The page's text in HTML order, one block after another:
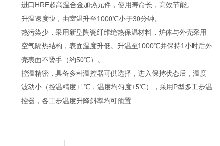
进口HRE超高温合金加热元件，使用寿命长，高效节能。
升温速度快，由室温升至1000℃小于30分钟。
热污染少，采用新型陶瓷纤维绝热保温材料，炉体与外壳采用
空气隔热结构，表面温度升低。升温至1000℃并保持1小时后外
壳表面不烫手（约50℃）。
控温精密，具备多种温控器可供选择，进入保持状态后，温度
波动小（控温精度±1℃，温度均匀度±5℃），采用P型多工步温
控器，各工步温度升降斜率均可预置